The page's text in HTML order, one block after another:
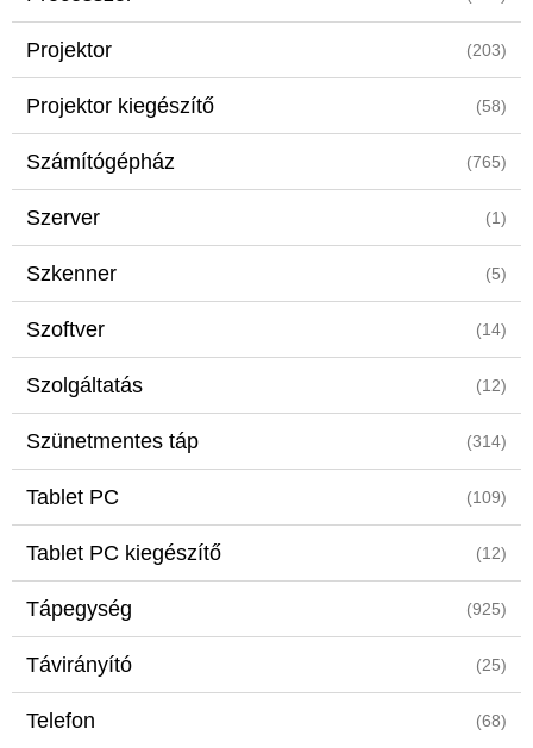
Projektor (203)
Projektor kiegészítő (58)
Számítógépház (765)
Szerver (1)
Szkenner (5)
Szoftver (14)
Szolgáltatás (12)
Szünetmentes táp (314)
Tablet PC (109)
Tablet PC kiegészítő (12)
Tápegység (925)
Távirányító (25)
Telefon (68)